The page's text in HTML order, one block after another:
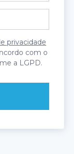
privacidade
com o
a LGPD.